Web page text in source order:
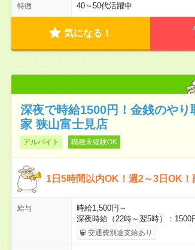
特徴 40～50代活躍中
気になる！
深夜で時給1500円！金銭のや
家 狭山富士見店
アルバイト 職種未経験OK
1日5時間以内OK！週2～3日OK
給与
時給1,500円～
深夜時給（22時～翌5時）：
交通費別途支給あり